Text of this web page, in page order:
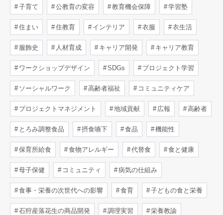
子育て 公教育の変容 教育機会保障 学習塾
住まい 住教育 インテリア 衣服 衣生活
服飾史 人材育成 キャリア開発 キャリア教育
ワークショップデザイン SDGs プロジェクト学習
ソーシャルワーク 高齢者福祉 コミュニティケア
プロジェクトマネジメント 地域貢献 広報 高齢者
とろみ調整食品 摂食嚥下 食品 機能性
保育所給食 食物アレルギー 代替食 食と健康
母子保健 コミュニティ 病気の仕組み
食事・栄養の次世代への影響 食育 子どもの食と栄養
石狩産落花生の商品開発 調理実習 栄養教諭